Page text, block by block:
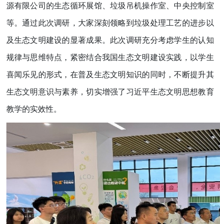
源有限公司的生态循环展馆、垃圾吊机操作室、中央控制室
等。通过此次调研，大家深刻领略到垃圾处理工艺的进步以
及生态文明建设的显著成果。此次调研充分考虑学生的认知
规律与思维特点，紧密结合我国生态文明建设实践，以学生
喜闻乐见的形式，在普及生态文明知识的同时，不断提升其
生态文明意识与素养，切实增强了习近平生态文明思想教育
教学的实效性。